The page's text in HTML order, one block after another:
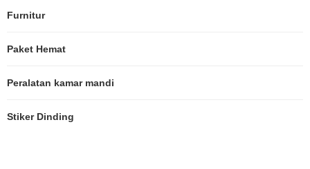
Furnitur
Paket Hemat
Peralatan kamar mandi
Stiker Dinding